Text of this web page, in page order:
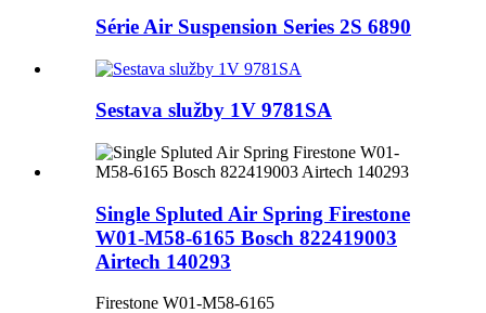
Série Air Suspension Series 2S 6890
Sestava služby 1V 9781SA
Single Spluted Air Spring Firestone
W01-M58-6165 Bosch 822419003
Airtech 140293
Firestone W01-M58-6165